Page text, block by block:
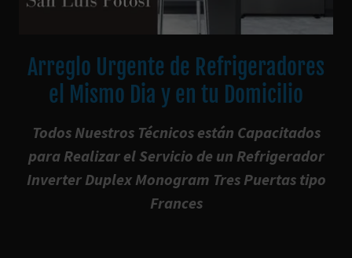
Arreglo Urgente de Refrigeradores
el Mismo Dia y en tu Domicilio
Todos Nuestros Técnicos están Capacitados
para Realizar el Servicio de un Refrigerador
Inverter Duplex Monogram Tres Puertas tipo
Frances